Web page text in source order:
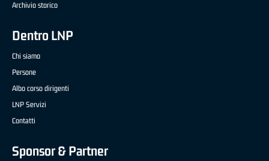
Archivio storico
Dentro LNP
Chi siamo
Persone
Albo corso dirigenti
LNP Servizi
Contatti
Sponsor & Partner